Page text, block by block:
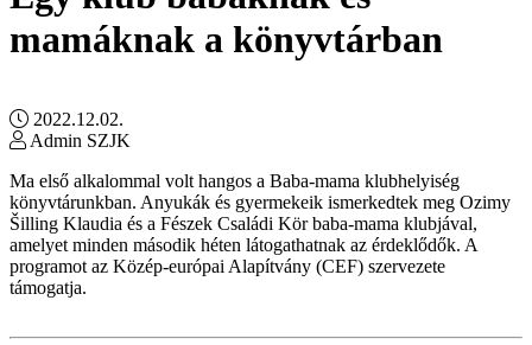
mamáknak a könyvtárban
2022.12.02.
Admin SZJK
Ma első alkalommal volt hangos a Baba-mama klubhelyiség
könyvtárunkban. Anyukák és gyermekeik ismerkedtek meg Ozimy
Šilling Klaudia és a Fészek Családi Kör baba-mama klubjával,
amelyet minden második héten látogathatnak az érdeklődők. A
programot az Közép-európai Alapítvány (CEF) szervezete
támogatja.